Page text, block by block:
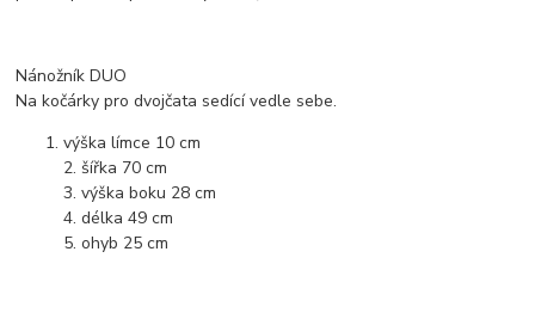
Nánožník DUO
Na kočárky pro dvojčata sedící vedle sebe.
výška límce 10 cm
2. šířka 70 cm
3. výška boku 28 cm
4. délka 49 cm
5. ohyb 25 cm